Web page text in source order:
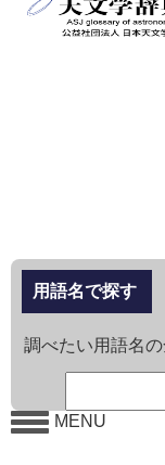
用語名で探す
調べたい用語名
MENU